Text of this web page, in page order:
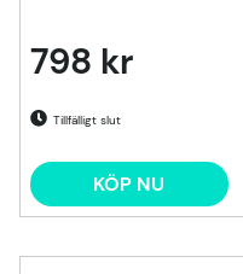
798 kr
Tillfälligt slut
KÖP NU